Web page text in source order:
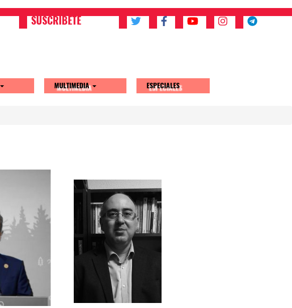
SUSCRIBETE
MULTIMEDIA ESPECIALES